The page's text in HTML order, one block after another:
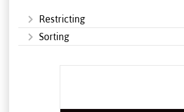
Restricting
Sorting